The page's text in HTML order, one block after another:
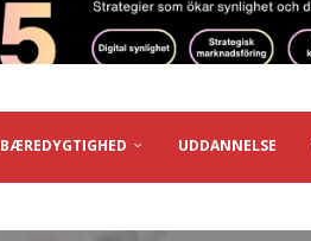
BÆREDYGTIGHED UDDANNELSE